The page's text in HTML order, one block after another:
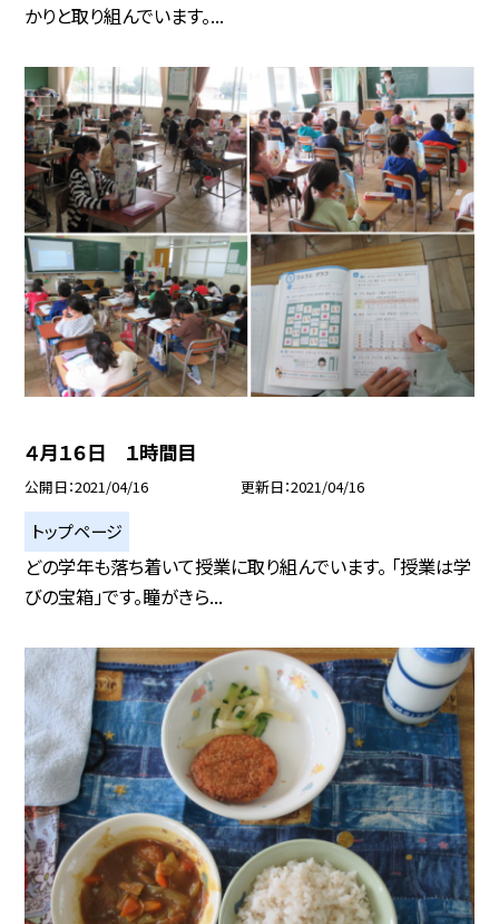
かりと取り組んでいます。...
４月１６日 １時間目
公開日 2021/04/16 更新日 2021/04/16
トップページ
どの学年も落ち着いて授業に取り組んでいます。 「授業は学
びの宝箱」です。瞳がきら...